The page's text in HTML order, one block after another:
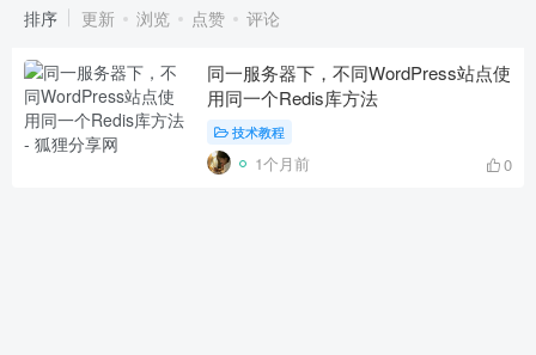
排序 更新 浏览 点赞 评论
同一服务器下，不同WordPress站点使
用同一个Redis库方法
技术教程
1个月前 0